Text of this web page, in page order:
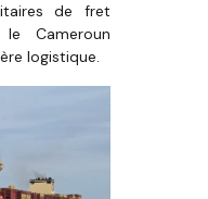
de fret
le Cameroun
logistique.